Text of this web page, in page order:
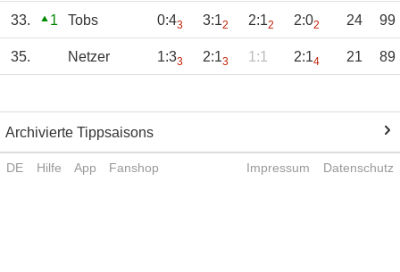
33. 1 Tobs 0:43 3:12 2:12 2:02 24 99
35. Netzer 1:33 2:13 1:1 2:14 21 89
Archivierte Tippsaisons
DE Hilfe App Fanshop Impressum Datenschutz